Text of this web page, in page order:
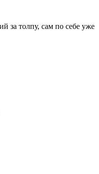
за толпу, сам по себе уже